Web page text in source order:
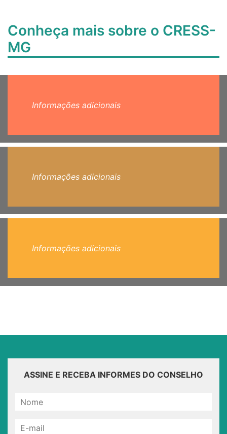
Conheça mais sobre o CRESS-
MG
Informações adicionais
Informações adicionais
Informações adicionais
ASSINE E RECEBA INFORMES DO CONSELHO